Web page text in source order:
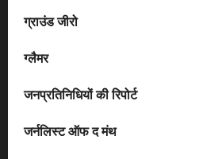
ग्राउंड जीरो
ग्लैमर
जनप्रतिनिधियों की रिपोर्ट
जर्नलिस्ट ऑफ द मंथ